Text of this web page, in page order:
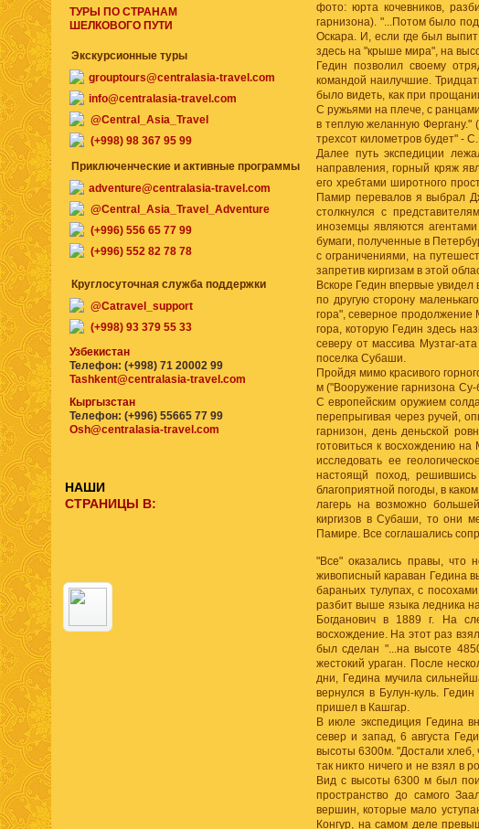
фото: юрта кочевников,
гарнизона). "...Потом было
Оскара. И, если где был
здесь на "крыше мира", на
Гедин позволил своему
командой наилучшие.
было видеть, как при
С ружьями на плече, с
в теплую желанную Фергану."
трехсот километров будет" -
Далее путь экспедиции
направления, горный кряж
его хребтами широтного
Памир перевалов я выбрал
столкнулся с
иноземцы являются
бумаги, полученные в
с ограничениями, на
запретив киргизам в этой
Вскоре Гедин впервые
по другую сторону
гора", северное продолжение
гора, которую Гедин здесь
северу от массива Музтаг-
поселка Субаши.
Пройдя мимо красивого
м ("Вооружение гарнизона Су-
С европейским оружием
перепрыгивая через ручей,
гарнизон, день деньской
готовиться к восхождению
исследовать ее
настоящй поход,
благоприятной погоды, в
лагерь на возможно
киргизов в Субаши, то они
Памире. Все соглашались
"Все" оказались правы, что
живописный караван Гедина
бараньих тулупах, с
разбит выше языка ледника
Богданович в 1889 г. На
восхождение. На этот раз
был сделан "...на высоте
жестокий ураган. После
дни, Гедина мучила
вернулся в Булун-куль.
пришел в Кашгар.
В июле экспедиция Гедина
север и запад, 6 августа
высоты 6300м. "Достали хлеб,
так никто ничего и не взял в
Вид с высоты 6300 м был
пространство до самого
вершин, которые мало
Конгур, на самом деле
ТУРЫ ПО СТРАНАМ
ШЕЛКОВОГО ПУТИ
Экскурсионные туры
grouptours@centralasia-travel.com
info@centralasia-travel.com
@Central_Asia_Travel
(+998) 98 367 95 99
Приключенческие и активные программы
adventure@centralasia-travel.com
@Central_Asia_Travel_Adventure
(+996) 556 65 77 99
(+996) 552 82 78 78
Круглосуточная служба поддержки
@Catravel_support
(+998) 93 379 55 33
Узбекистан
Телефон: (+998) 71 20002 99
Tashkent@centralasia-travel.com
Кыргызстан
Телефон: (+996) 55665 77 99
Osh@centralasia-travel.com
НАШИ
СТРАНИЦЫ В: